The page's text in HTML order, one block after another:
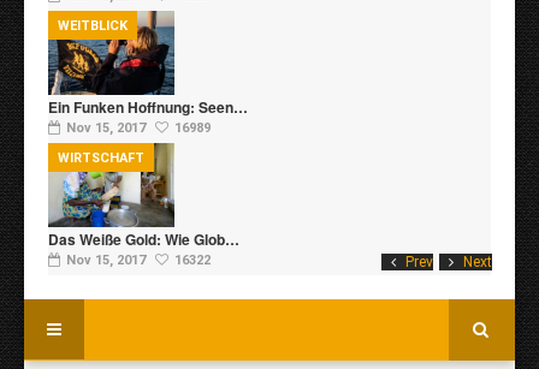
Prev Next
Ein Funken Hoffnung: Seen…
Nov 15, 2017 16989
WEITBLICK
Das Weiße Gold: Wie Glob…
Nov 15, 2017 16322
WIRTSCHAFT